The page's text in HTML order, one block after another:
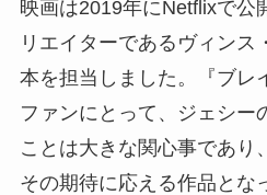
映画は2019年にNetflixで公
リエイターであるヴィンス
本を担当しました。『ブレ
ファンにとって、ジェシー
ことは大きな関心事であり
その期待に応える作品とな